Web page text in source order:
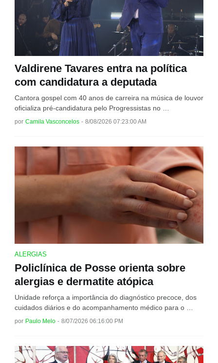
Valdirene Tavares entra na política
com candidatura a deputada
Cantora gospel com 40 anos de carreira na música de louvor
oficializa pré-candidatura pelo Progressistas no …
por Camila Vasconcelos - 8/08/2026 07:23:00 AM
ALERGIAS
Policlínica de Posse orienta sobre
alergias e dermatite atópica
Unidade reforça a importância do diagnóstico precoce, dos
cuidados diários e do acompanhamento médico para o …
por Paulo Melo - 8/07/2026 06:16:00 PM